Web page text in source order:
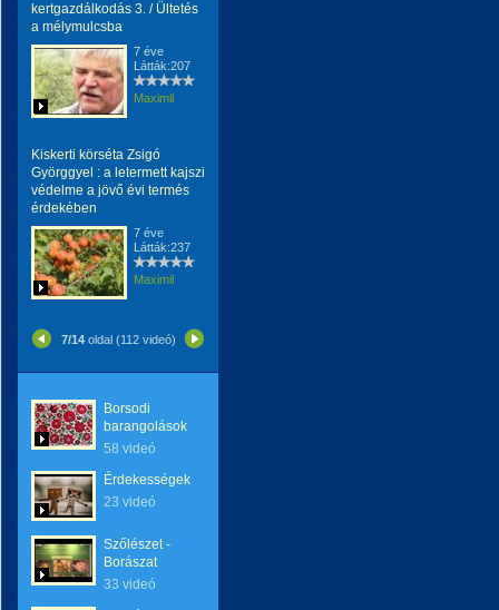
kertgazdálkodás 3. / Ültetés
a mélymulcsba
7 éve
Látták:207
Maximil
Kiskerti körséta Zsigó
Györggyel : a letermett kajszi
védelme a jövő évi termés
érdekében
7 éve
Látták:237
Maximil
7/14oldal (112 videó)
Borsodi
barangolások
58 videó
Érdekességek
23 videó
Szőlészet -
Borászat
33 videó